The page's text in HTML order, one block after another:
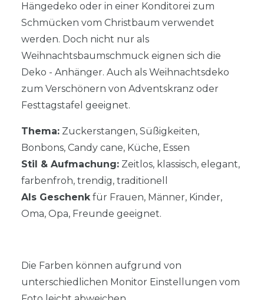
Hängedeko oder in einer Konditorei zum
Schmücken vom Christbaum verwendet
werden. Doch nicht nur als
Weihnachtsbaumschmuck eignen sich die
Deko - Anhänger. Auch als Weihnachtsdeko
zum Verschönern von Adventskranz oder
Festtagstafel geeignet.
Thema: Zuckerstangen, Süßigkeiten,
Bonbons, Candy cane, Küche, Essen
Stil & Aufmachung: Zeitlos, klassisch, elegant,
farbenfroh, trendig, traditionell
Als Geschenkfür Frauen, Männer, Kinder,
Oma, Opa, Freunde geeignet.
Die Farben können aufgrund von
unterschiedlichen Monitor Einstellungen vom